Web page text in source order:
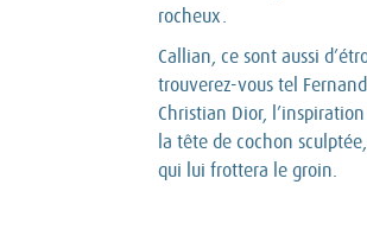
rocheux.
Callian, ce sont aussi
trouverez-vous tel
Christian Dior,
la tête de cochon
qui lui frottera le groin.